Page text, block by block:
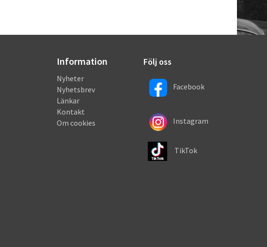
Information
Nyheter
Nyhetsbrev
Länkar
Kontakt
Om cookies
Följ oss
Facebook
Instagram
TikTok